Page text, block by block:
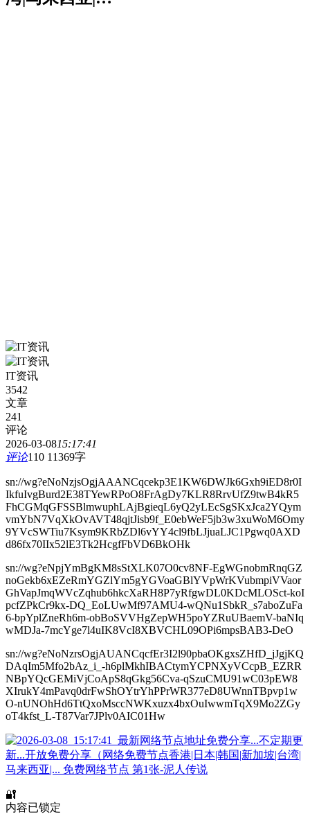
IT资讯
3542
文章
241
评论
2026-03-0815:17:41
评论110 11369字
sn://wg?eNoNzjsOgjAAANCqcekp3E1KW6DWJk6Gxh9iED8r0I
IkfuIvgBurd2E38TYewRPoO8FrAgDy7KLR8RrvUfZ9twB4kR5
FhCGMqGFSSBlmwuphLAjBgieqL6yQ2yLEcSgSKxJca2YQym
vmYbN7VqXkOvAVT48qjtJisb9f_E0ebWeF5jb3w3xuWoM6Omy
9YVcSWTiu7Ksym9KRbZDl6vYY4cl9fbLJjuaLJC1Pgwq0AXD
d86fx70IIx52lE3Tk2HcgfFbVD6BkOHk
sn://wg?eNpjYmBgKM8sStXLK07O0cv8NF-EgWGnobmRnqGZ
noGekb6xEZeRmYGZlYm5gYGVoaGBlYVpWrKVubmpiVVaor
GhVapJmqWVcZqhub6hkcXaRH8P7yRfgwDL0KDcMLOSct-koI
pcfZPkCr9kx-DQ_EoLUwMf97AMU4-wQNu1SbkR_s7aboZuFa
6-bpYplZneRh6m-obBoSVVHgZepWH5poYZRuUBaemV-baNIq
wMDJa-7mcYge7l4uIK8VcI8XBVCHL09OPi6mpsBAB3-DeO
sn://wg?eNoNzrsOgjAUANCqcfEr3I2l90pbaOKgxsZHfD_jJgjKQ
DAqIm5Mfo2bAz_i_-h6plMkhIBACtymYCPNXyVCcpB_EZRR
NBpYQcGEMiVjCoApS8qGkg56Cva-qSzuCMU91wC03pEW8
XIrukY4mPavq0drFwShOYtrYhPPrWR377eD8UWnnTBpvp1w
O-nUNOhHd6TtQxoMsccNWKxuzx4bxOuIwwmTqX9Mo2ZGy
oT4kfst_L-T87Var7JPlv0AIC01Hw
🔐
内容已锁定